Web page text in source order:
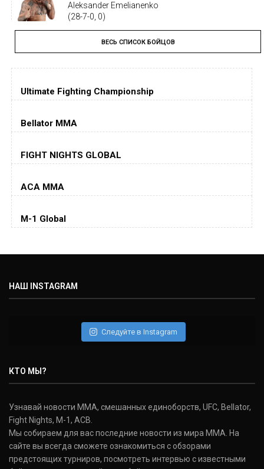
Aleksander Emelianenko
(28-7-0, 0)
Тайрон Вудли
Tyron Woodley
(19-5-1, 0)
Дастин Порье
(26-6-0, 1)
Jorge Masvidal
Колби Ковингтон
Дэниель Кормье
(22-2-0, 1)
Donald Cerrone
(36-15-0, 1)
Исраэль Адесанья
Israel Adesanya
ВЕСЬ СПИСОК БОЙЦОВ
Ultimate Fighting Championship
Bellator MMA
FIGHT NIGHTS GLOBAL
ACA MMA
M-1 Global
НАШ INSTAGRAM
Следуйте в Instagram
КТО МЫ?
Узнавай новости ММА, смешанных единоборств, UFC, Bellator,
Fight Nights, M-1, ACB.
Мы собираем для вас последние новости из мира ММА. На
сайте вы всегда сможете ознакомиться с обзорами
предстоящих турниров, посмотреть интервью с известными